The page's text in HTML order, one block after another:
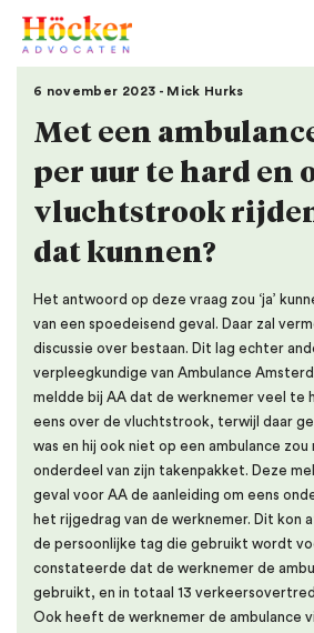
6 november 2023 - Mick Hurks
Met een
per uur te hard en
vluchtstrook
dat kunnen?
Het antwoord op deze vraag zou ‘ja’
van een spoedeisend geval. Daar zal
discussie over bestaan. Dit lag echter
verpleegkundige van Ambulance
meldde bij AA dat de werknemer veel te
eens over de vluchtstrook, terwijl daar
was en hij ook niet op een ambulance zou
onderdeel van zijn takenpakket. Deze
geval voor AA de aanleiding om eens
het rijgedrag van de werknemer. Dit kon
de persoonlijke tag die gebruikt wordt
constateerde dat de werknemer de
gebruikt, en in totaal 13
Ook heeft de werknemer de ambulance